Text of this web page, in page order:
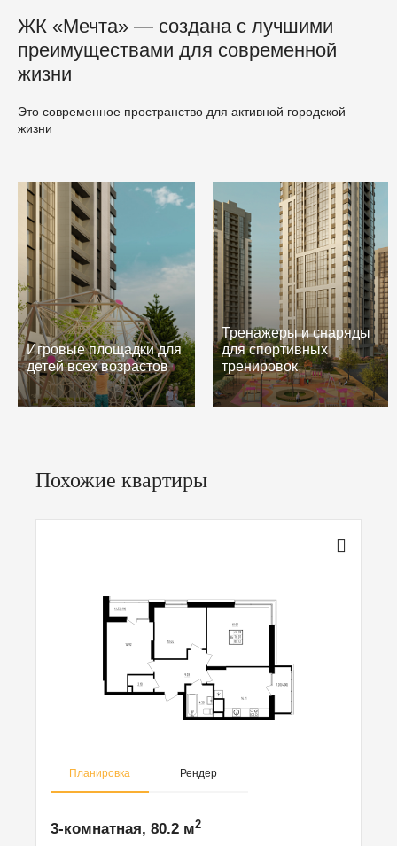
ЖК «Мечта» — создана с лучшими
преимуществами для современной
жизни
Это современное пространство для активной городской
жизни
Игровые площадки для
детей всех возрастов
Тренажеры и снаряды
для спортивных
тренировок
Похожие квартиры
Планировка Рендер
3-комнатная, 80.2 м2